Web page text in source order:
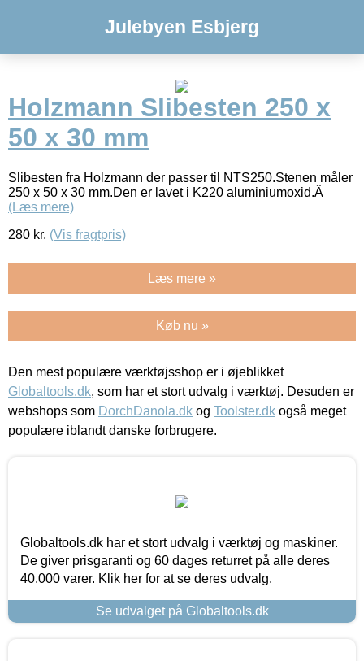
Julebyen Esbjerg
Holzmann Slibesten 250 x
50 x 30 mm
Slibesten fra Holzmann der passer til NTS250.Stenen måler
250 x 50 x 30 mm.Den er lavet i K220 aluminiumoxid.Â
(Læs mere)
280 kr. (Vis fragtpris)
Læs mere »
Køb nu »
Den mest populære værktøjsshop er i øjeblikket
Globaltools.dk, som har et stort udvalg i værktøj. Desuden er
webshops som DorchDanola.dk og Toolster.dk også meget
populære iblandt danske forbrugere.
Globaltools.dk har et stort udvalg i værktøj og maskiner.
De giver prisgaranti og 60 dages returret på alle deres
40.000 varer. Klik her for at se deres udvalg.
Se udvalget på Globaltools.dk